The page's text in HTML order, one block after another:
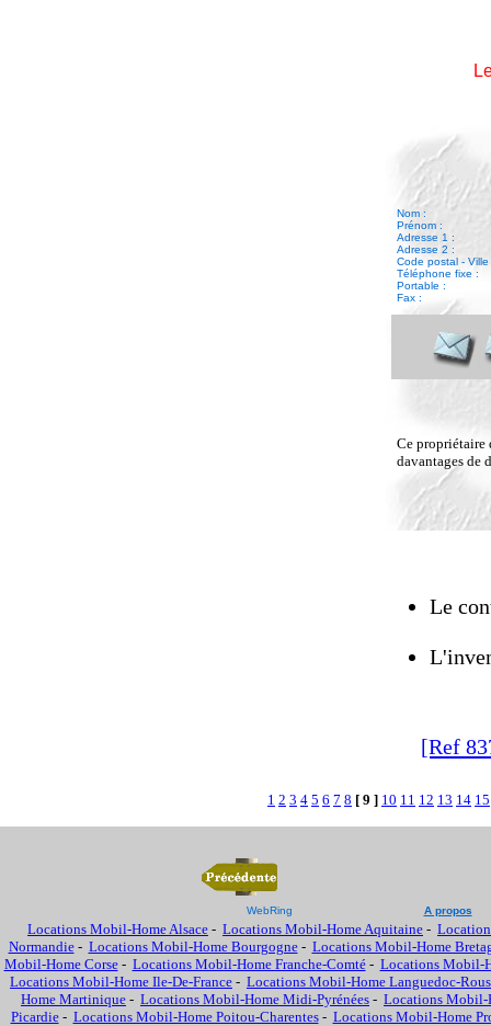
Nom :
Prénom :
Adresse 1 :
Adresse 2 :
Code postal - Ville
Téléphone fixe :
Portable :
Fax :
Ce propriétaire
davantages de
Le
[Ref
1 2 3 4 5 6 7 8 [ 9 ] 10 11 12 13 14 15
WebRing A propos
Locations Mobil-Home Alsace - Locations Mobil-Home Aquitaine -
Normandie- Locations Mobil-Home Bourgogne- Locations Mobil-Home
Mobil-Home Corse- Locations Mobil-Home Franche-Comté- Locations Mobil-
Locations Mobil-Home Ile-De-France - Locations Mobil-Home Languedoc-
Home Martinique - Locations Mobil-Home Midi-Pyrénées - Locations Mobil-
Picardie- Locations Mobil-Home Poitou-Charentes- Locations Mobil-Home